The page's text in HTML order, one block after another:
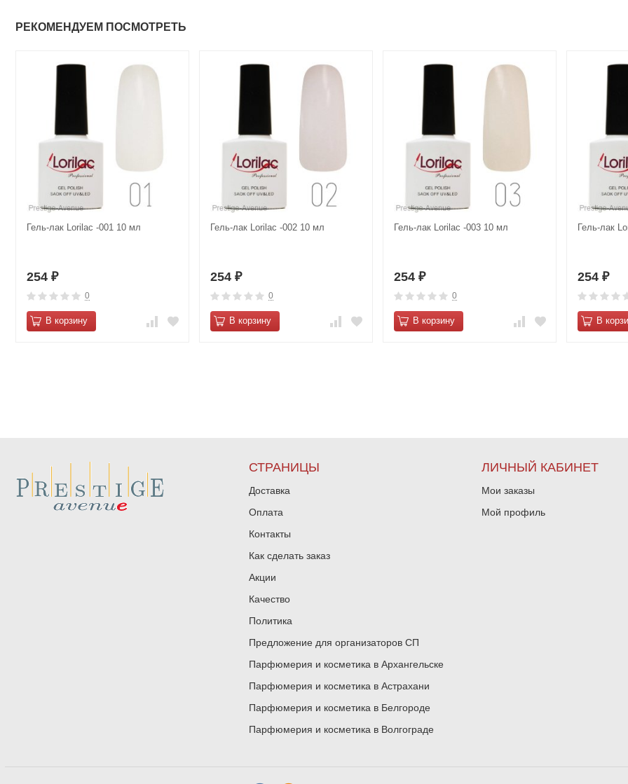
РЕКОМЕНДУЕМ ПОСМОТРЕТЬ
Гель-лак Lorilac -001 10 мл
254 ₽
0
В корзину
Гель-лак Lorilac -002 10 мл
254 ₽
0
В корзину
Гель-лак Lorilac -003 10 мл
254 ₽
0
В корзину
Гель-лак
254 ₽
В
СТРАНИЦЫ
Доставка
Оплата
Контакты
Как сделать заказ
Акции
Качество
Политика
Предложение для организаторов СП
Парфюмерия и косметика в Архангельске
Парфюмерия и косметика в Астрахани
Парфюмерия и косметика в Белгороде
Парфюмерия и косметика в Волгограде
ЛИЧНЫЙ КАБИНЕТ
Мои заказы
Мой профиль